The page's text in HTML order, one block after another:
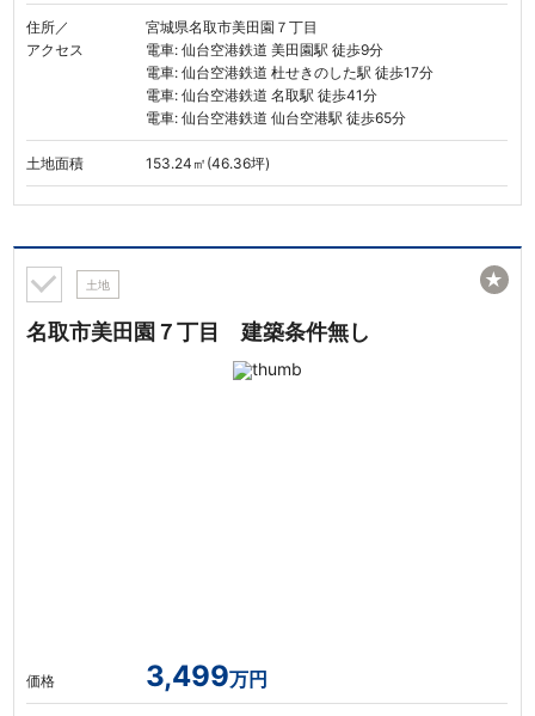
住所／
アクセス
宮城県名取市美田園７丁目
電車: 仙台空港鉄道 美田園駅 徒歩9分
電車: 仙台空港鉄道 杜せきのした駅 徒歩17分
電車: 仙台空港鉄道 名取駅 徒歩41分
電車: 仙台空港鉄道 仙台空港駅 徒歩65分
土地面積 153.24㎡(46.36坪)
土地
名取市美田園７丁目 建築条件無し
価格 3,499万円
★